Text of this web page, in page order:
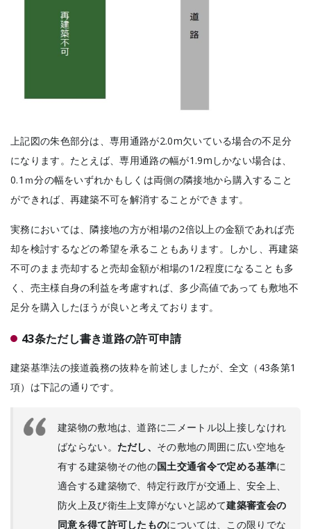
上記図の朱色部分は、専用通路が2.0m欠いている場合の不足分
になります。たとえば、専用通路の幅が1.9mしかない場合は、
0.1ｍ分の幅をいずれかもしくは両側の隣接地から購入すること
ができれば、再建築不可を解消することができます。
実務においては、隣接地の方が相場の2倍以上の金額であれば売
却を検討するなどの希望を承ることもあります。しかし、再建築
不可のまま売却すると売却金額が相場の1/2程度になることも多
く、売主様自身の利益を考慮すれば、多少高値であっても敷地不
足分を購入したほうが良いと考えております。
43条ただし書き道路の許可申請
建築基準法の接道義務の抜粋を前述しましたが、全文（43条第1
項）は下記の通りです。
建築物の敷地は、道路に二メートル以上接しなけれ
ばならない。 ただし、 その敷地の周囲に広い空地を
有する建築物その他の国土交通省令で定める基準に
適合する建築物で、特定行政庁が交通上、安全上、
防火上及び衛生上支障がないと認めて建築審査会の
同意を得て許可したものについては、この限りでな